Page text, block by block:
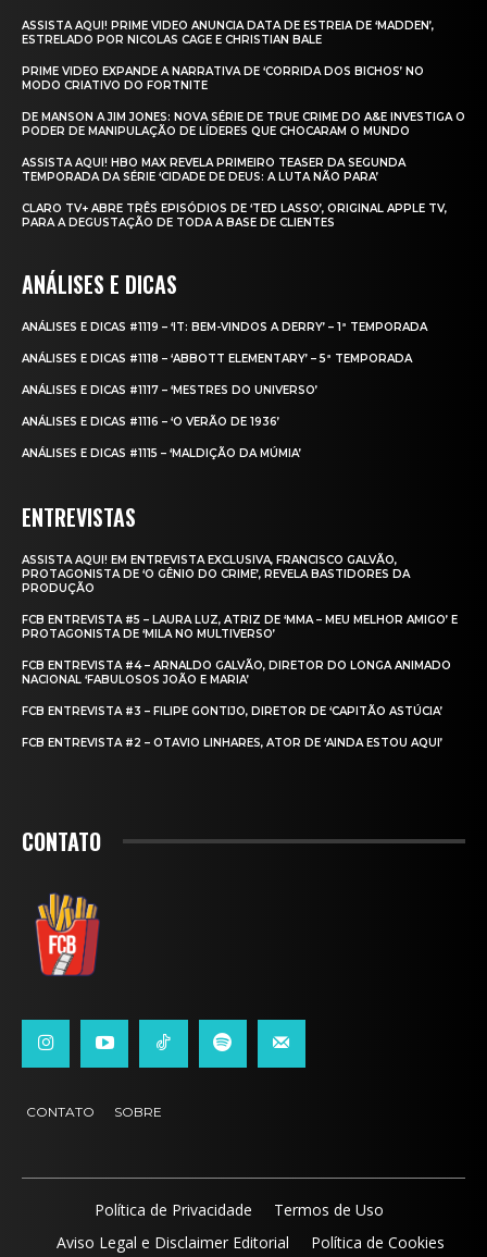
ASSISTA AQUI! PRIME VIDEO ANUNCIA DATA DE ESTREIA DE ‘MADDEN’,
ESTRELADO POR NICOLAS CAGE E CHRISTIAN BALE
PRIME VIDEO EXPANDE A NARRATIVA DE ‘CORRIDA DOS BICHOS’ NO
MODO CRIATIVO DO FORTNITE
DE MANSON A JIM JONES: NOVA SÉRIE DE TRUE CRIME DO A&E INVESTIGA O
PODER DE MANIPULAÇÃO DE LÍDERES QUE CHOCARAM O MUNDO
ASSISTA AQUI! HBO MAX REVELA PRIMEIRO TEASER DA SEGUNDA
TEMPORADA DA SÉRIE ‘CIDADE DE DEUS: A LUTA NÃO PARA’
CLARO TV+ ABRE TRÊS EPISÓDIOS DE ‘TED LASSO’, ORIGINAL APPLE TV,
PARA A DEGUSTAÇÃO DE TODA A BASE DE CLIENTES
ANÁLISES E DICAS
ANÁLISES E DICAS #1119 – ‘IT: BEM-VINDOS A DERRY’ – 1ª TEMPORADA
ANÁLISES E DICAS #1118 – ‘ABBOTT ELEMENTARY’ – 5ª TEMPORADA
ANÁLISES E DICAS #1117 – ‘MESTRES DO UNIVERSO’
ANÁLISES E DICAS #1116 – ‘O VERÃO DE 1936’
ANÁLISES E DICAS #1115 – ‘MALDIÇÃO DA MÚMIA’
ENTREVISTAS
ASSISTA AQUI! EM ENTREVISTA EXCLUSIVA, FRANCISCO GALVÃO,
PROTAGONISTA DE ‘O GÊNIO DO CRIME’, REVELA BASTIDORES DA
PRODUÇÃO
FCB ENTREVISTA #5 – LAURA LUZ, ATRIZ DE ‘MMA – MEU MELHOR AMIGO’ E
PROTAGONISTA DE ‘MILA NO MULTIVERSO’
FCB ENTREVISTA #4 – ARNALDO GALVÃO, DIRETOR DO LONGA ANIMADO
NACIONAL ‘FABULOSOS JOÃO E MARIA’
FCB ENTREVISTA #3 – FILIPE GONTIJO, DIRETOR DE ‘CAPITÃO ASTÚCIA’
FCB ENTREVISTA #2 – OTAVIO LINHARES, ATOR DE ‘AINDA ESTOU AQUI’
CONTATO
CONTATO SOBRE
Política de Privacidade
Termos de Uso
Aviso Legal e Disclaimer Editorial
Política de Cookies